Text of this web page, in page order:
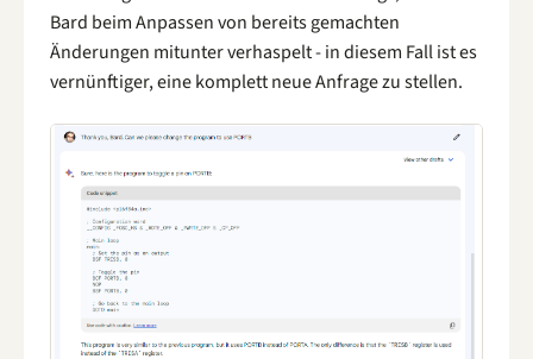
Bard beim Anpassen von bereits gemachten
Änderungen mitunter verhaspelt - in diesem Fall ist es
vernünftiger, eine komplett neue Anfrage zu stellen.